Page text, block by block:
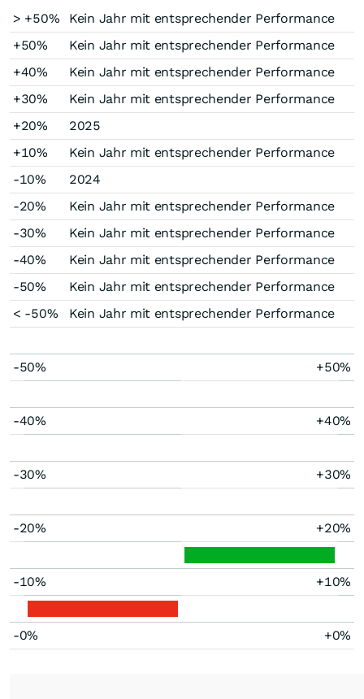
> +50%
Kein Jahr mit entsprechender Performance
+50%
Kein Jahr mit entsprechender Performance
+40%
Kein Jahr mit entsprechender Performance
+30%
Kein Jahr mit entsprechender Performance
+20%
2025
+10%
Kein Jahr mit entsprechender Performance
-10%
2024
-20%
Kein Jahr mit entsprechender Performance
-30%
Kein Jahr mit entsprechender Performance
-40%
Kein Jahr mit entsprechender Performance
-50%
Kein Jahr mit entsprechender Performance
< -50%
Kein Jahr mit entsprechender Performance
-50% +50%
-40% +40%
-30% +30%
-20% +20%
-10% +10%
-0% +0%